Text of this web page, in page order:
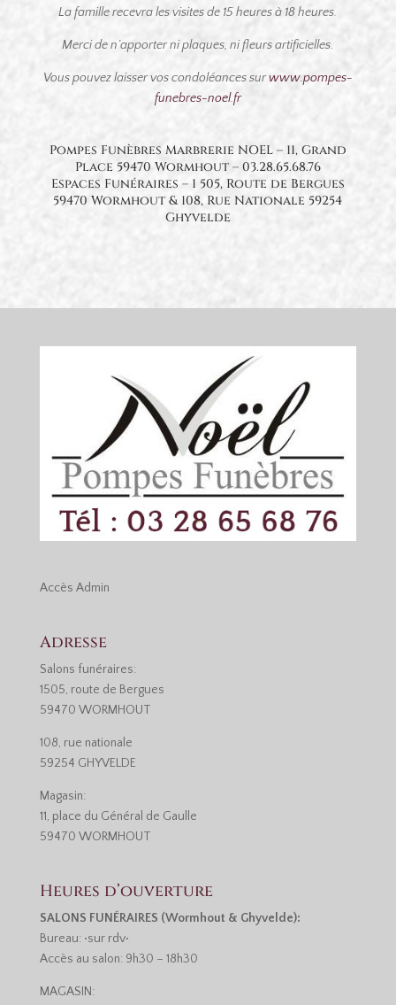
La famille recevra les visites de 15 heures à 18 heures.
Merci de n’apporter ni plaques, ni fleurs artificielles.
Vous pouvez laisser vos condoléancessurwww.pompes-
funebres-noel.fr
Pompes Funèbres Marbrerie NOEL – 11, Grand
Place 59470 Wormhout – 03.28.65.68.76
Espaces Funéraires – 1 505, Route de Bergues
59470 Wormhout & 108, Rue Nationale 59254
Ghyvelde
Accès Admin
Adresse
Salons funéraires:
1505, route de Bergues
59470 WORMHOUT
108, rue nationale
59254 GHYVELDE
Magasin:
11, place du Général de Gaulle
59470 WORMHOUT
Heures d’ouverture
SALONS FUNÉRAIRES (Wormhout & Ghyvelde):
Bureau: •sur rdv•
Accès au salon: 9h30 – 18h30
MAGASIN: